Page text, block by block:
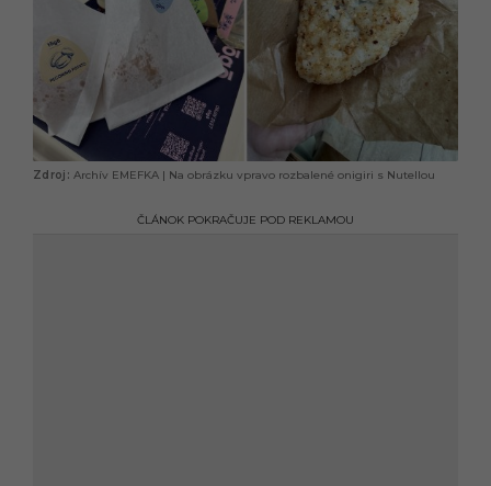
Archív EMEFKA | Na obrázku vpravo rozbalené onigiri s Nutellou
ČLÁNOK POKRAČUJE POD REKLAMOU